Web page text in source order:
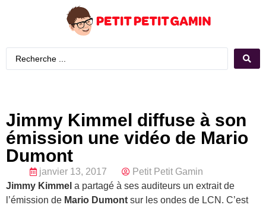
Jimmy Kimmel diffuse à son
émission une vidéo de Mario
Dumont
janvier 13, 2017
Petit Petit Gamin
Jimmy Kimmel a partagé à ses auditeurs un extrait de
l’émission de Mario Dumont sur les ondes de LCN. C’est